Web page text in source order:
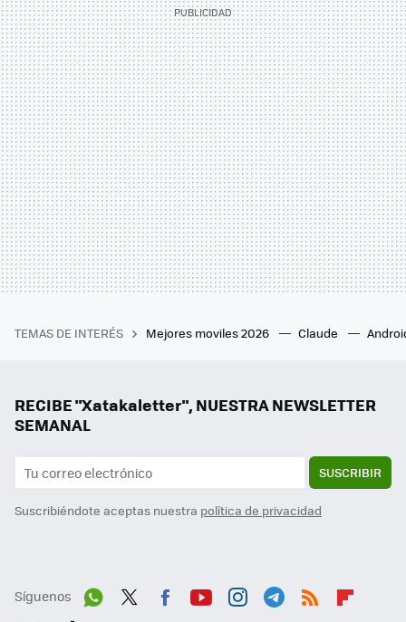
TEMAS DE INTERÉS Mejores moviles 2026 Claude
RECIBE "Xatakaletter", NUESTRA NEWSLETTER
SEMANAL
SUSCRIBIR
Suscribiéndote aceptas nuestra política de privacidad
Síguenos